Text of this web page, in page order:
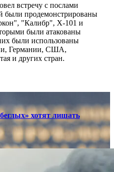
встречу с послами
были продемонстрированы
"Калибр", Х-101 и
были атакованы
были использованы
Германии, США,
и других стран.
хотят лишать